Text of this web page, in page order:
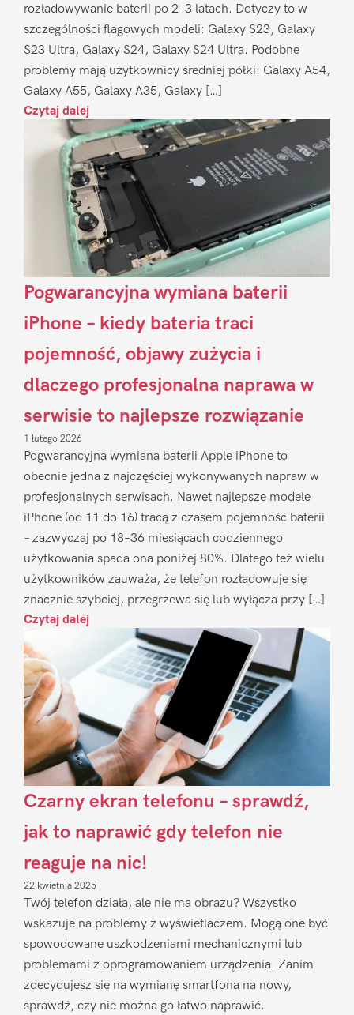
rozładowywanie baterii po 2–3 latach. Dotyczy to w
szczególności flagowych modeli: Galaxy S23, Galaxy
S23 Ultra, Galaxy S24, Galaxy S24 Ultra. Podobne
problemy mają użytkownicy średniej półki: Galaxy A54,
Galaxy A55, Galaxy A35, Galaxy […]
Czytaj dalej
Pogwarancyjna wymiana baterii
iPhone – kiedy bateria traci
pojemność, objawy zużycia i
dlaczego profesjonalna naprawa w
serwisie to najlepsze rozwiązanie
1 lutego 2026
Pogwarancyjna wymiana baterii Apple iPhone to
obecnie jedna z najczęściej wykonywanych napraw w
profesjonalnych serwisach. Nawet najlepsze modele
iPhone (od 11 do 16) tracą z czasem pojemność baterii
– zazwyczaj po 18–36 miesiącach codziennego
użytkowania spada ona poniżej 80%. Dlatego też wielu
użytkowników zauważa, że telefon rozładowuje się
znacznie szybciej, przegrzewa się lub wyłącza przy […]
Czytaj dalej
Czarny ekran telefonu – sprawdź,
jak to naprawić gdy telefon nie
reaguje na nic!
22 kwietnia 2025
Twój telefon działa, ale nie ma obrazu? Wszystko
wskazuje na problemy z wyświetlaczem. Mogą one być
spowodowane uszkodzeniami mechanicznymi lub
problemami z oprogramowaniem urządzenia. Zanim
zdecydujesz się na wymianę smartfona na nowy,
sprawdź, czy nie można go łatwo naprawić.